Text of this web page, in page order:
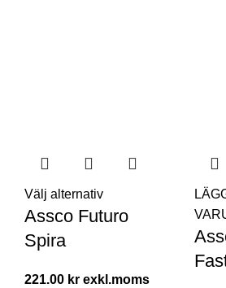
Välj alternativ
Assco Futuro
Spira
221.00 kr